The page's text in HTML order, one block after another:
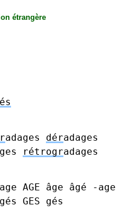
étrangère
adages déradages
rétrogradages
age AGE âge âgé -age
GES gés